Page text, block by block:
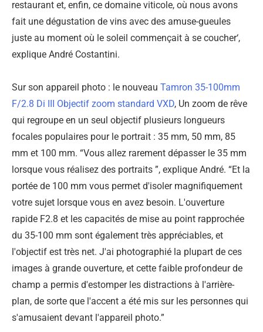
restaurant et, enfin, ce domaine viticole, où nous avons
fait une dégustation de vins avec des amuse-gueules
juste au moment où le soleil commençait à se coucher‘,
explique André Costantini.
Sur son appareil photo : le nouveau Tamron 35-100mm
F/2.8 Di III Objectif zoom standard VXD, Un zoom de rêve
qui regroupe en un seul objectif plusieurs longueurs
focales populaires pour le portrait : 35 mm, 50 mm, 85
mm et 100 mm. “Vous allez rarement dépasser le 35 mm
lorsque vous réalisez des portraits ”, explique André. “Et la
portée de 100 mm vous permet d'isoler magnifiquement
votre sujet lorsque vous en avez besoin. L'ouverture
rapide F2.8 et les capacités de mise au point rapprochée
du 35-100 mm sont également très appréciables, et
l'objectif est très net. J'ai photographié la plupart de ces
images à grande ouverture, et cette faible profondeur de
champ a permis d'estomper les distractions à l'arrière-
plan, de sorte que l'accent a été mis sur les personnes qui
s'amusaient devant l'appareil photo.”